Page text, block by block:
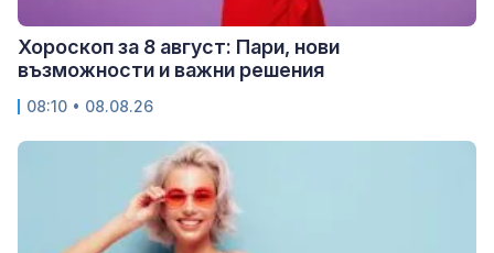
Хороскоп за 8 август: Пари, нови
възможности и важни решения
08:10 • 08.08.26